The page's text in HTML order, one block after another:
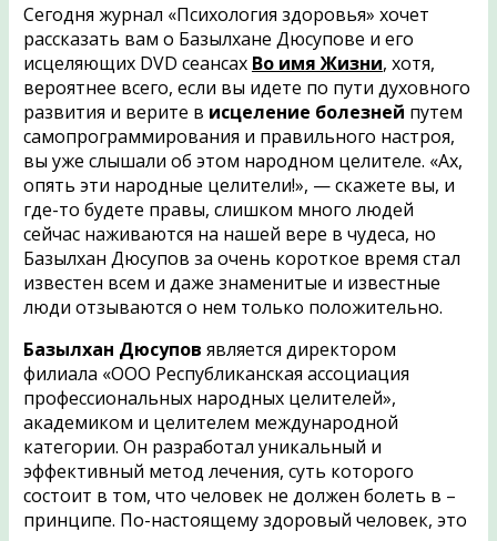
Сегодня журнал «Психология здоровья» хочет
рассказать вам о Базылхане Дюсупове и его
исцеляющих DVD сеансах Во имя Жизни, хотя,
вероятнее всего, если вы идете по пути духовного
развития и верите в исцеление болезней путем
самопрограммирования и правильного настроя,
вы уже слышали об этом народном целителе. «Ах,
опять эти народные целители!», — скажете вы, и
где-то будете правы, слишком много людей
сейчас наживаются на нашей вере в чудеса, но
Базылхан Дюсупов за очень короткое время стал
известен всем и даже знаменитые и известные
люди отзываются о нем только положительно.
Базылхан Дюсупов является директором
филиала «ООО Республиканская ассоциация
профессиональных народных целителей»,
академиком и целителем международной
категории. Он разработал уникальный и
эффективный метод лечения, суть которого
состоит в том, что человек не должен болеть в –
принципе. По-настоящему здоровый человек, это